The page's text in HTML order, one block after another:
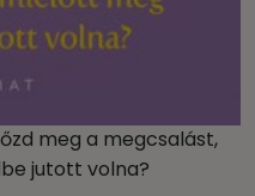
meg a megcsalást,
jutott volna?